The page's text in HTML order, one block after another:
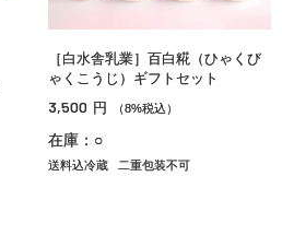
［白水舎乳業］百白糀（ひゃくび
ゃくこうじ）ギフトセット
3,500 円 （8%税込）
在庫：○
送料込冷蔵 二重包装不可